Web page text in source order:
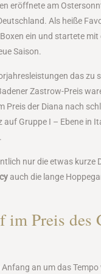
eröffnete am
Als heiße
ein und startete mit
Saison.
das zu
Zastrow-Preis
Preis der Diana nach
Gruppe I – Ebene in
nur die etwas kurze
auch die lange
im Preis des
an um das Tempo